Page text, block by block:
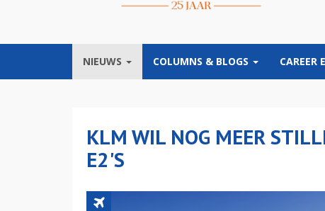
NIEUWS COLUMNS & BLOGS CAREER
KLM WIL NOG MEER
E2'S